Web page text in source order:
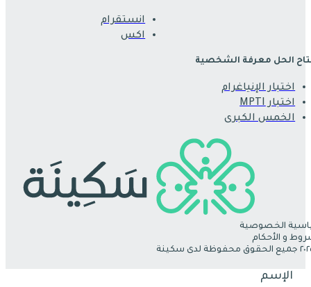
انستقرام
اكس
الحل معرفة الشخصية
اختبار الإنياغرام
اختبار MPTI
الخمس الكبرى
الخصوصية
و الأحكام
الإسم